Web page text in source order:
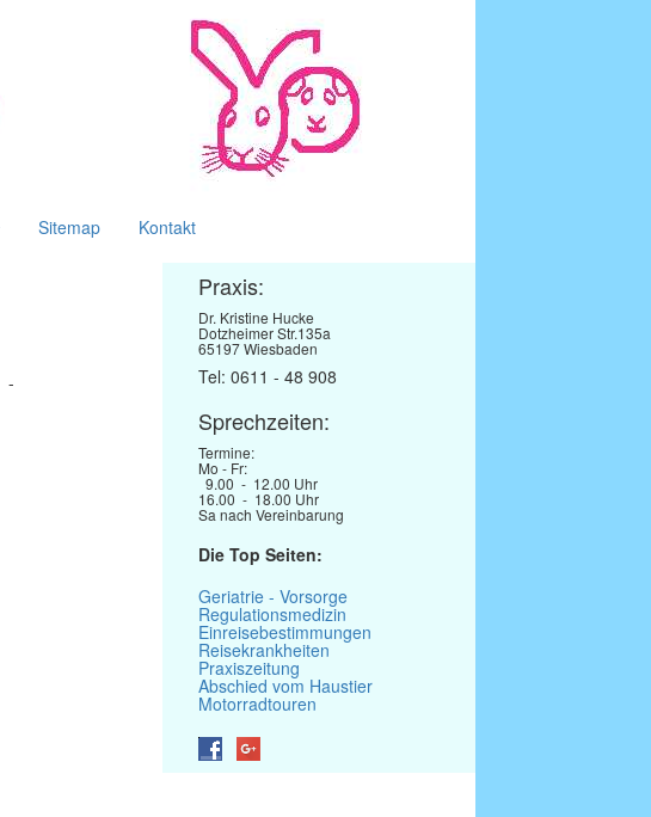
Sitemap Kontakt
-
Praxis:
Dr. Kristine Hucke
Dotzheimer Str.135a
65197 Wiesbaden
Tel: 0611 - 48 908
Sprechzeiten:
Termine:
Mo - Fr:
9.00 - 12.00 Uhr
16.00 - 18.00 Uhr
Sa nach Vereinbarung
Die Top Seiten:
Geriatrie - Vorsorge
Regulationsmedizin
Einreisebestimmungen
Reisekrankheiten
Praxiszeitung
Abschied vom Haustier
Motorradtouren